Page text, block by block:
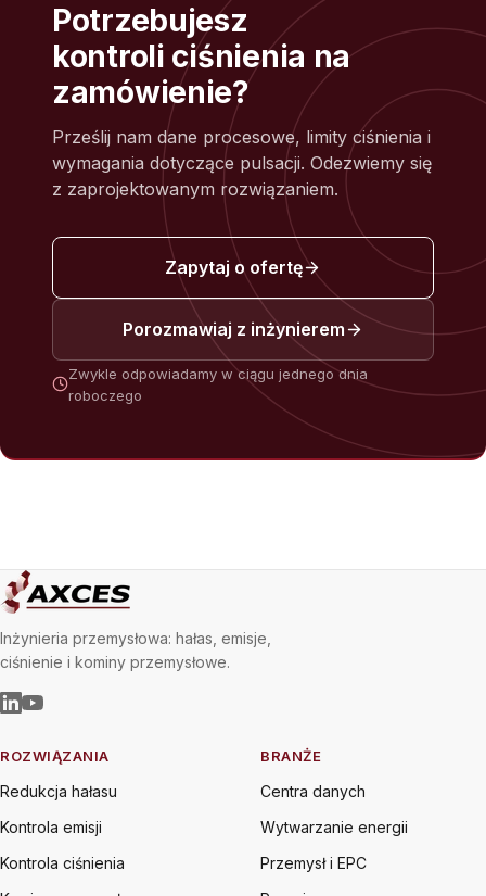
Potrzebujesz
kontroli ciśnienia na
zamówienie?
Prześlij nam dane procesowe, limity ciśnienia i
wymagania dotyczące pulsacji. Odezwiemy się
z zaprojektowanym rozwiązaniem.
Zapytaj o ofertę
Porozmawiaj z inżynierem
Zwykle odpowiadamy w ciągu jednego dnia
roboczego
Inżynieria przemysłowa: hałas, emisje,
ciśnienie i kominy przemysłowe.
ROZWIĄZANIA
Redukcja hałasu
Kontrola emisji
Kontrola ciśnienia
BRANŻE
Centra danych
Wytwarzanie energii
Przemysł i EPC